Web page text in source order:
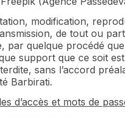
modification,
de tout ou
par quelque procédé
support que ce soit est
sans l’accord
Barbirati.
d’accès et mots de